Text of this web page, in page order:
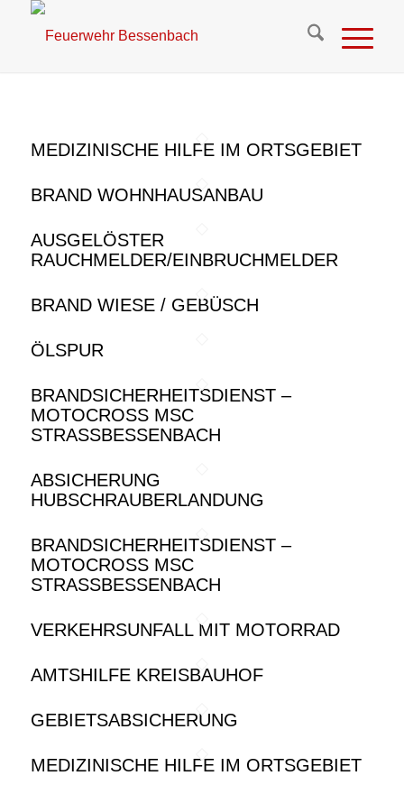
MEDIZINISCHE HILFE IM ORTSGEBIET
BRAND WOHNHAUSANBAU
AUSGELÖSTER
RAUCHMELDER/EINBRUCHMELDER
BRAND WIESE / GEBÜSCH
ÖLSPUR
BRANDSICHERHEITSDIENST –
MOTOCROSS MSC
STRASSBESSENBACH
ABSICHERUNG
HUBSCHRAUBERLANDUNG
BRANDSICHERHEITSDIENST –
MOTOCROSS MSC
STRASSBESSENBACH
VERKEHRSUNFALL MIT MOTORRAD
AMTSHILFE KREISBAUHOF
GEBIETSABSICHERUNG
MEDIZINISCHE HILFE IM ORTSGEBIET